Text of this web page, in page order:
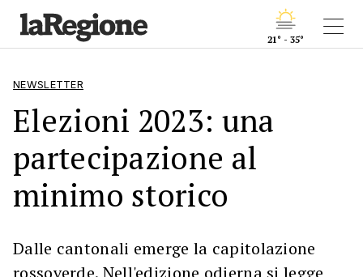
21° - 35°
NEWSLETTER
Elezioni 2023: una
partecipazione al
minimo storico
Dalle cantonali emerge la capitolazione
rossoverde. Nell'edizione odierna si legge